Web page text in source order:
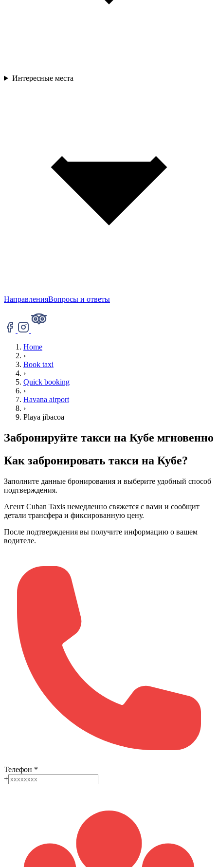
Интересные места
НаправленияВопросы и ответы
Home
›
Book taxi
›
Quick booking
›
Havana airport
›
Playa jibacoa
Забронируйте такси на Кубе мгновенно
Как забронировать такси на Кубе?
Заполните данные бронирования и выберите удобный способ
подтверждения.
Агент Cuban Taxis немедленно свяжется с вами и сообщит
детали трансфера и фиксированную цену.
После подтверждения вы получите информацию о вашем
водителе.
Телефон *
+